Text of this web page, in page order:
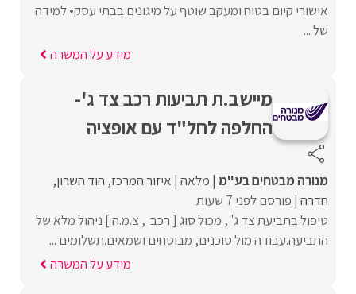
אישורי קיום בטוח ומעקב שוטף על מיגונים בבתי עסק• למידה
של ...
מידע על המשרה
מיישב.ת תביעות רכב צד ג'-
החלפה לחל"ד עם אופציה
מנורה מבטחים בע"מ מלאה איזור המרכז הוד השרון
חדרה פורסם לפני 7 שעות
טיפול בתביעת צד ג' , מכול סוג [ רכב , צ.מ.ה ] ניהול מלא של
התביעה.עבודה מול סוכנים, מבוטחים ושמאים.תשלומים ...
מידע על המשרה